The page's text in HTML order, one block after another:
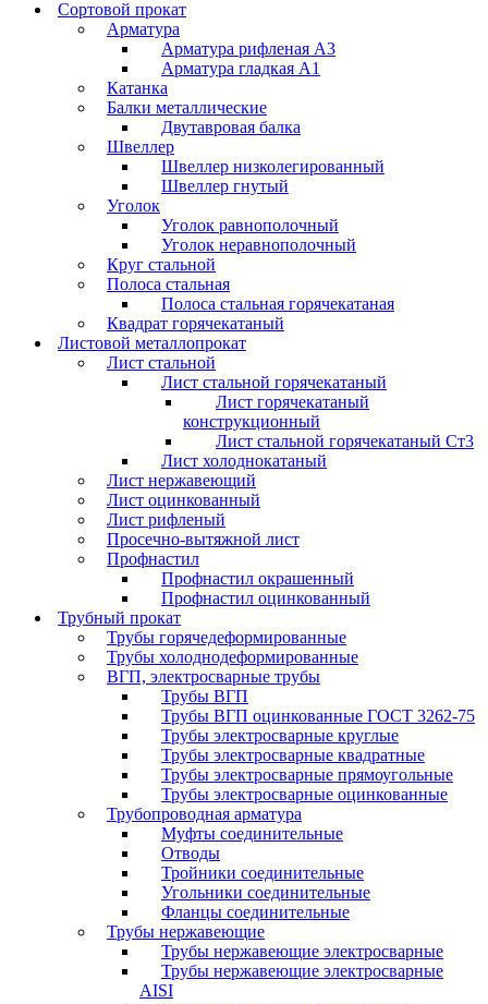
Сортовой прокат
Арматура
Арматура рифленая А3
Арматура гладкая А1
Катанка
Балки металлические
Двутавровая балка
Швеллер
Швеллер низколегированный
Швеллер гнутый
Уголок
Уголок равнополочный
Уголок неравнополочный
Круг стальной
Полоса стальная
Полоса стальная горячекатаная
Квадрат горячекатаный
Листовой металлопрокат
Лист стальной
Лист стальной горячекатаный
Лист горячекатаный
конструкционный
Лист стальной горячекатаный Ст3
Лист холоднокатаный
Лист нержавеющий
Лист оцинкованный
Лист рифленый
Просечно-вытяжной лист
Профнастил
Профнастил окрашенный
Профнастил оцинкованный
Трубный прокат
Трубы горячедеформированные
Трубы холоднодеформированные
ВГП, электросварные трубы
Трубы ВГП
Трубы ВГП оцинкованные ГОСТ 3262-75
Трубы электросварные круглые
Трубы электросварные квадратные
Трубы электросварные прямоугольные
Трубы электросварные оцинкованные
Трубопроводная арматура
Муфты соединительные
Отводы
Тройники соединительные
Угольники соединительные
Фланцы соединительные
Трубы нержавеющие
Трубы нержавеющие электросварные
Трубы нержавеющие электросварные
AISI